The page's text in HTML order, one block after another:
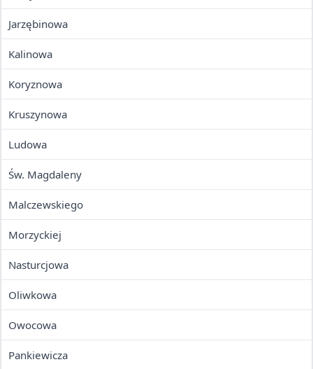
Jarzębinowa
Kalinowa
Koryznowa
Kruszynowa
Ludowa
Św. Magdaleny
Malczewskiego
Morzyckiej
Nasturcjowa
Oliwkowa
Owocowa
Pankiewicza